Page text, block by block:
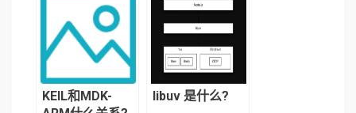
KEIL和MDK-
libuv 是什么?